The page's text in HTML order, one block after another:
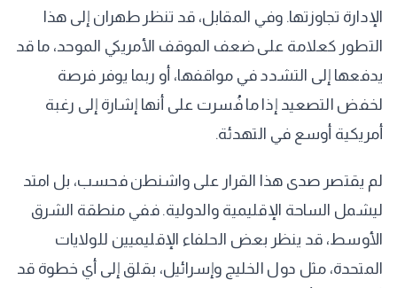
الإدارة تجاوزتها. وفي المقابل، قد تنظر طهران إلى هذا
التطور كعلامة على ضعف الموقف الأمريكي الموحد، ما قد
يدفعها إلى التشدد في مواقفها، أو ربما يوفر فرصة
لخفض التصعيد إذا ما فُسرت على أنها إشارة إلى رغبة
أمريكية أوسع في التهدئة.
لم يقتصر صدى هذا القرار على واشنطن فحسب، بل امتد
ليشمل الساحة الإقليمية والدولية. ففي منطقة الشرق
الأوسط، قد ينظر بعض الحلفاء الإقليميين للولايات
المتحدة، مثل دول الخليج وإسرائيل، بقلق إلى أي خطوة قد